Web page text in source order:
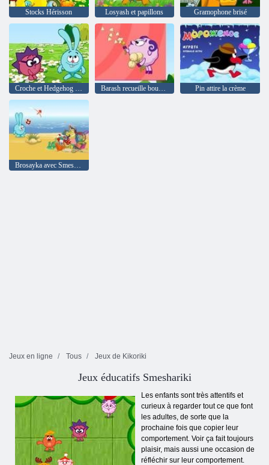
Stocks Hérisson Losyash et papillons Gramophone brisé
Croche et Hedgehog recueillir des dons Barash recueille bouquet Pin attire la crème
Brosayka avec Smeshariki
Jeux en ligne Tous Jeux de Kikoriki
Jeux éducatifs Smeshariki
Les enfants sont très attentifs et
curieux à regarder tout ce que font
les adultes, de sorte que la
prochaine fois que copier leur
comportement. Voir ça fait toujours
plaisir, mais aussi une occasion de
réfléchir sur leur comportement.